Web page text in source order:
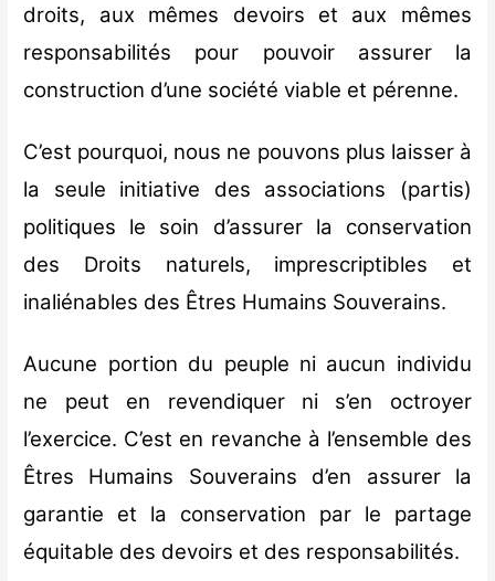
droits, aux mêmes devoirs et aux mêmes
responsabilités pour pouvoir assurer la
construction d’une société viable et pérenne.
C’est pourquoi, nous ne pouvons plus laisser à
la seule initiative des associations (partis)
politiques le soin d’assurer la conservation
des Droits naturels, imprescriptibles et
inaliénables des Êtres Humains Souverains.
Aucune portion du peuple ni aucun individu
ne peut en revendiquer ni s’en octroyer
l’exercice. C’est en revanche à l’ensemble des
Êtres Humains Souverains d’en assurer la
garantie et la conservation par le partage
équitable des devoirs et des responsabilités.